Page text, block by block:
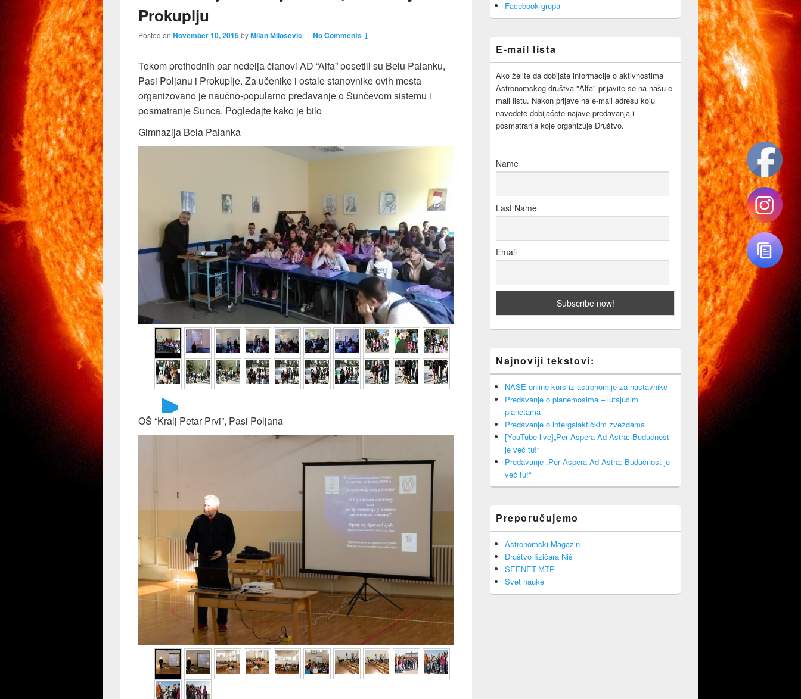
Prokuplju
Posted on November 10, 2015byMilan Milosevic—No Comments ↓
Tokom prethodnih par nedelja članovi AD “Alfa” posetili su Belu Palanku,
Pasi Poljanu i Prokuplje. Za učenike i ostale stanovnike ovih mesta
organizovano je naučno-popularno predavanje o Sunčevom sistemu i
posmatranje Sunca. Pogledajte kako je bilo
Gimnazija Bela Palanka
►
OŠ “Kralj Petar Prvi”, Pasi Poljana
Area Facebook grupa
E-mail lista
Ako želite da dobijate informacije o aktivnostima
Astronomskog društva "Alfa" prijavite se na našu e-
mail listu. Nakon prijave na e-mail adresu koju
navedete dobijaćete najave predavanja i
posmatranja koje organizuje Društvo.
Name
Last Name
Email
Najnoviji tekstovi:
NASE online kurs iz astronomije za nastavnike
Predavanje o planemosima – lutajućim
planetama
Predavanje o intergalaktičkim zvezdama
[YouTube live]„Per Aspera Ad Astra: Budućnost
je već tu!“
Predavanje „Per Aspera Ad Astra: Budućnost je
već tu!“
Preporučujemo
Astronomski Magazin
Društvo fizičara Niš
SEENET-MTP
Svet nauke